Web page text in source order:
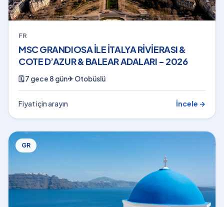
FR
MSC GRANDIOSA İLE İTALYA RİVİERASI &
COTE D’AZUR & BALEAR ADALARI - 2026
🗓7 gece 8 gün✈Otobüslü
Fiyat için arayın İncele →
GR